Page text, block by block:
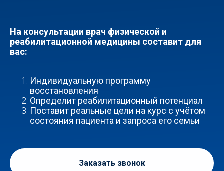
На консультации врач физической и
реабилитационной медицины составит для
вас:
Индивидуальную программу
восстановления
Определит реабилитационный потенциал
Поставит реальные цели на курс с учётом
состояния пациента и запроса его семьи
Заказать звонок